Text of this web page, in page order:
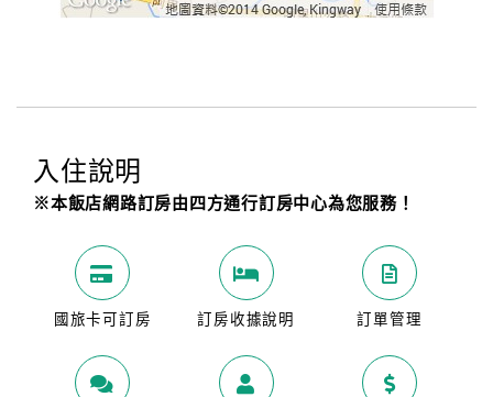
入住說明
※本飯店網路訂房由四方通行訂房中心為您服務！
國旅卡可訂房 訂房收據說明 訂單管理